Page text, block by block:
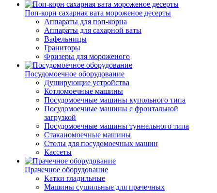
Поп-корн сахарная вата мороженое десерты
Аппараты для поп-корна
Аппараты для сахарной ваты
Вафельницы
Граниторы
Фризеры для мороженого
Посудомоечное оборудование
Душирующие устройства
Котломоечные машины
Посудомоечные машины купольного типа
Посудомоечные машины с фронтальной
загрузкой
Посудомоечные машины туннельного типа
Стаканомоечные машины
Столы для посудомоечных машин
Кассеты
Прачечное оборудование
Катки гладильные
Машины сушильные для прачечных